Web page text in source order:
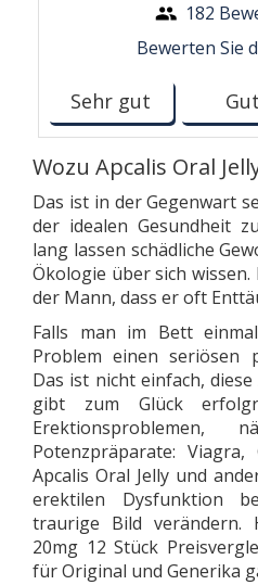
182
Bewerten Sie
Sehr gut Gut
Wozu Apcalis Oral
Das ist in der Gegenwart
der idealen Gesundheit
lang lassen schädliche
Ökologie über sich
der Mann, dass er oft
Falls man im Bett
Problem einen seriösen
Das ist nicht einfach,
gibt zum Glück
Erektionsproblemen,
Potenzpräparate:
Apcalis Oral Jelly und
erektilen Dysfunktion
traurige Bild verändern.
20mg 12 Stück
für Original und Generika